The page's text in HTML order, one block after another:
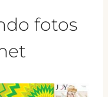
fotos